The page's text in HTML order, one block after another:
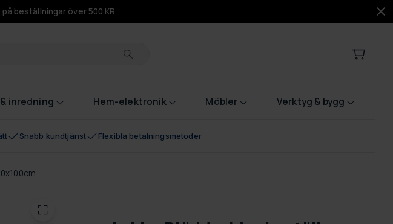
beställningar över 500 KR
inredning Hem-elektronik Möbler Verktyg & bygg
Snabb kundtjänst Flexibla betalningsmetoder